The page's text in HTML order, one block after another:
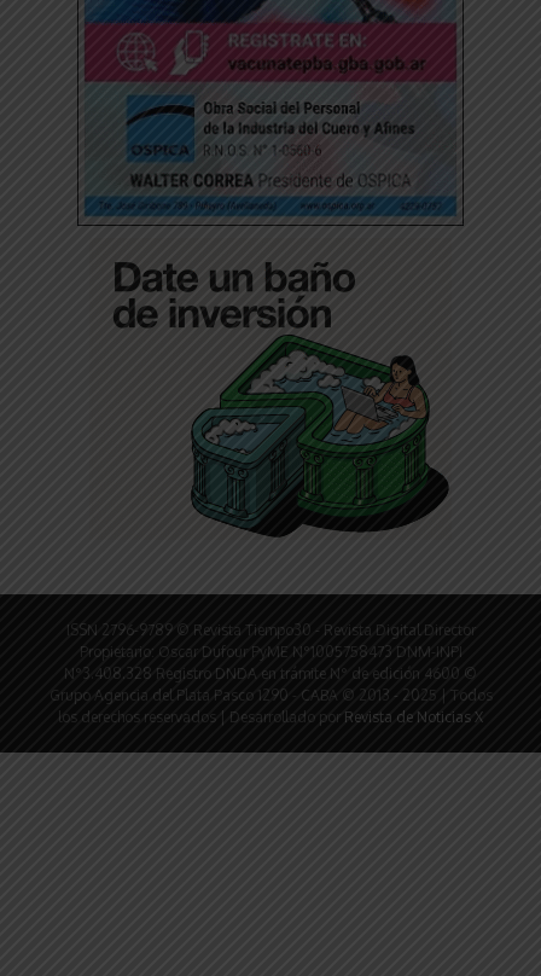
ISSN 2796-9789 © Revista Tiempo30 - Revista Digital Director
Propietario: Oscar Dufour PyME N°1005758473 DNM-INPI
N°3.408.328 Registro DNDA en trámite N° de edición 4600 ©
Grupo Agencia del Plata Pasco 1290 - CABA © 2013 - 2025 | Todos
los derechos reservados | Desarrollado por Revista de Noticias X